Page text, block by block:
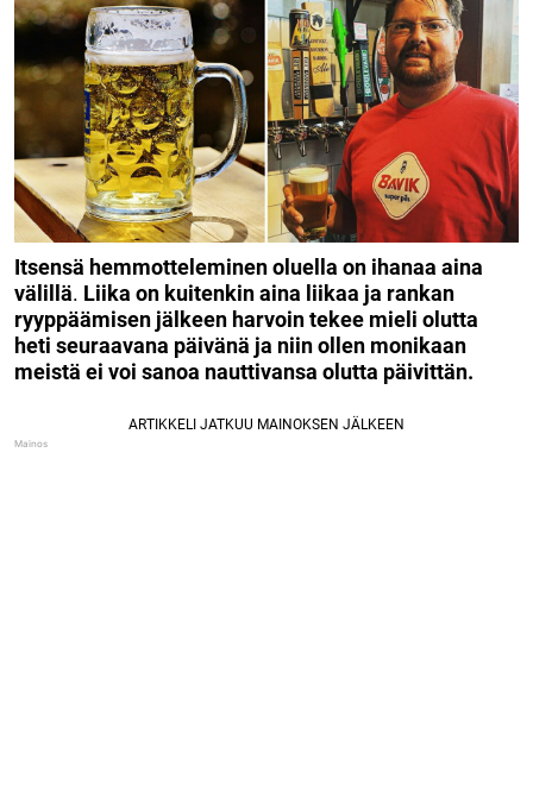
Itsensä hemmotteleminen oluella on ihanaa aina
välillä. Liika on kuitenkin aina liikaa ja rankan
ryyppäämisen jälkeen harvoin tekee mieli olutta
heti seuraavana päivänä ja niin ollen monikaan
meistä ei voi sanoa nauttivansa olutta päivittän.